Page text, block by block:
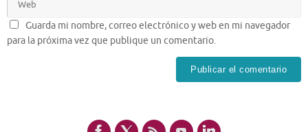
Guarda mi nombre, correo electrónico y web en mi navegador
para la próxima vez que publique un comentario.